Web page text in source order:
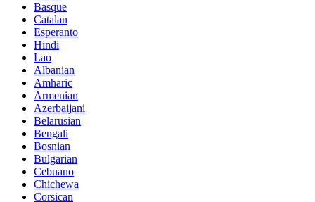
Basque
Catalan
Esperanto
Hindi
Lao
Albanian
Amharic
Armenian
Azerbaijani
Belarusian
Bengali
Bosnian
Bulgarian
Cebuano
Chichewa
Corsican